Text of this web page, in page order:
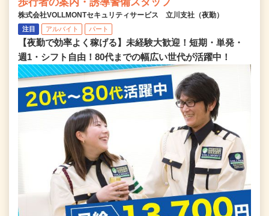
株式会社VOLLMONTセキュリティサービス 立川支社（夜勤）
注目 アルバイト パート
【夜勤で効率よく稼げる】未経験大歓迎！短期・単発・
週1・シフト自由！80代までの幅広い世代が活躍中！